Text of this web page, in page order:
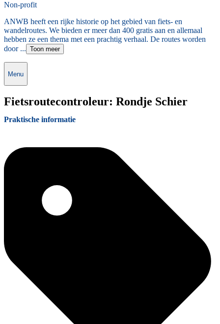
Non-profit
ANWB heeft een rijke historie op het gebied van fiets- en
wandelroutes. We bieden er meer dan 400 gratis aan en allemaal
hebben ze een thema met een prachtig verhaal. De routes worden
door ... Toon meer
Menu
Fietsroutecontroleur: Rondje Schier
Praktische informatie